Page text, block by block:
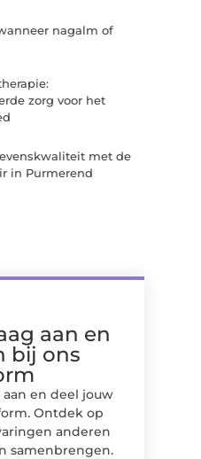
nagalm of
zorg voor het
met de
in Purmerend
aan en
bij ons
en deel jouw
Ontdek op
anderen
samenbrengen.